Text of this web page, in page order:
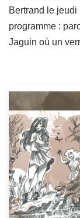
Bertrand le
programme :
Jaguin où un